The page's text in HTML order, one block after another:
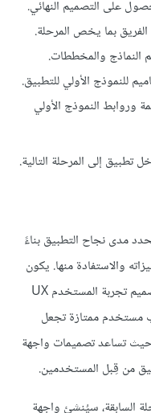
على التصميم النهائي.
بما يخص المرحلة.
النماذج والمخططات.
للنموذج الأولي للتطبيق.
وروابط النموذج الأولي
تطبيق إلى المرحلة التالية.
مدى نجاح التطبيق بناءً
والاستفادة منها. يكون
الهدف من تصميم واجهة المستخدم UI وتصميم تجربة المستخدم UX
مستخدم ممتازة تجعل
حيث تساعد تصميمات واجهة
من قِبل المستخدمين.
السابقة، سيُنشئ واجهة